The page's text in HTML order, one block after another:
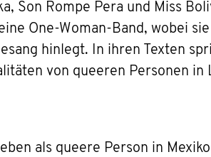
Son Rompe Pera und Miss
One-Woman-Band, wobei
hinlegt. In ihren Texten
von queeren Personen in
als queere Person in